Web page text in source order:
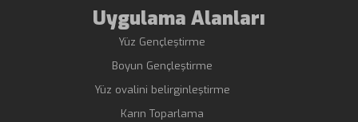
Uygulama Alanları
Yüz Gençleştirme
Boyun Gençleştirme
Yüz ovalini belirginleştirme
Karın Toparlama